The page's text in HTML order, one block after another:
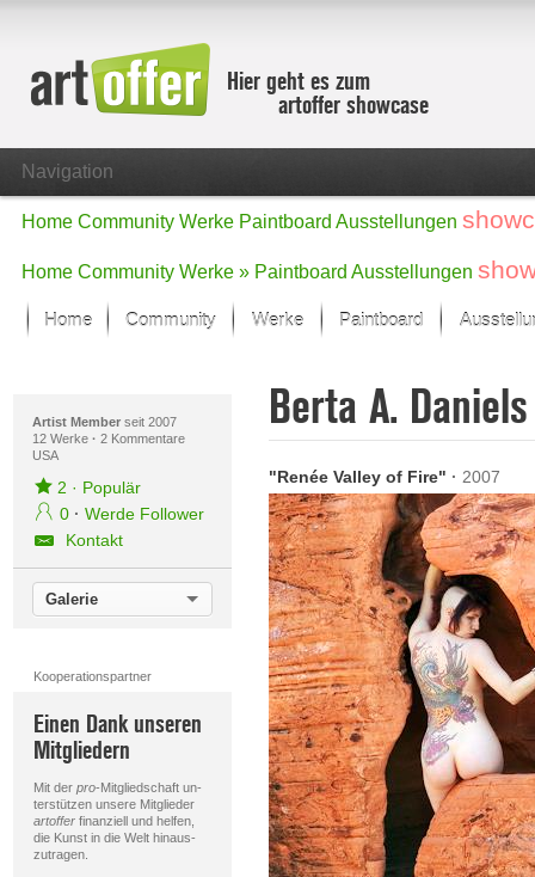
Hier geht es zum
artoffer showcase
Navigation
Home Community Werke Paintboard Ausstellungen
Home Community Werke » Paintboard Ausstellungen
Home Community Werke
Der letzte Monat im Fokus
Alle Fokus-Werke
Fokus-Werke
Neue Werke – Auswahl
Alle neuen Werke
Paintboard
Artist Memberseit 2007
12 Werke · 2 Kommentare
USA
2 · Populär
0 · Werde Follower
Kontakt
Galerie
Kooperationspartner
Einen Dank unseren
Mitgliedern
Mit der pro-Mitgliedschaft un-
terstützen unsere Mitglieder
artofferfinanziell und helfen,
die Kunst in die Welt hinaus-
zutragen.
Berta A.
"Renée Valley of Fire" · 2007